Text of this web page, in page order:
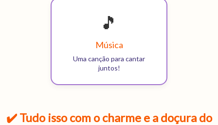
🎵
Música
Uma canção para cantar
juntos!
✔️ Tudo isso com o charme e a doçura do